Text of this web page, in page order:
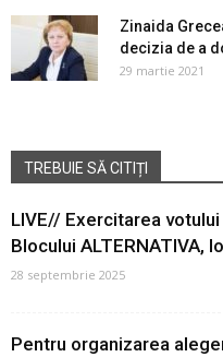
Zinaida
decizia de a
29 martie 2021
TREBUIE SĂ CITIȚI
LIVE// Exercitarea
Blocului ALTERNATIVA,
28 septembrie 2025
Pentru organizarea